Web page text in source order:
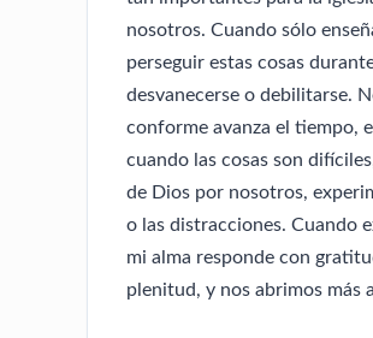
nosotros. Cuando sólo
perseguir estas cosas
desvanecerse o debilitarse.
conforme avanza el tiempo,
cuando las cosas son
de Dios por nosotros,
o las distracciones. Cuando
mi alma responde con
plenitud, y nos abrimos más